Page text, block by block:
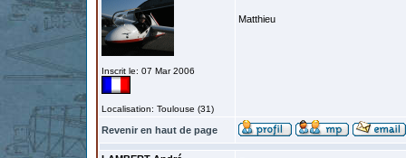
Inscrit le: 07 Mar 2006
Localisation: Toulouse (31)
Matthieu
Revenir en haut de page